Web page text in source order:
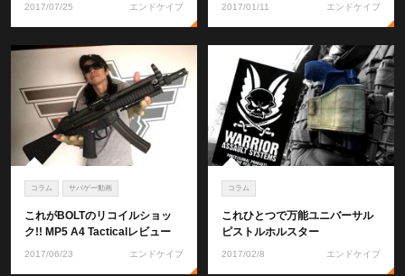
2017/07/25 エンドケイプ 2017/01/11 エンドケイプ
コラム サバゲー動画
これがBOLTのリコイルショッ
ク!! MP5 A4 Tacticalレビュー
2017/06/23 エンドケイプ
コラム
これひとつで万能ユニバーサル
ピストルホルスター
2017/02/8 エンドケイプ